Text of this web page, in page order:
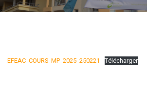
EFEAC_COURS_MP_2025_250221 Télécharger